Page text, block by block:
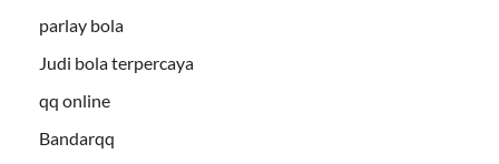
parlay bola
Judi bola terpercaya
qq online
Bandarqq